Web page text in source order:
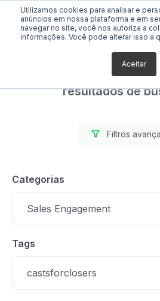
Utilizamos cookies para analisar e
anúncios em nossa plataforma e em
navegar no site, você nos autoriza a
informações. Você pode alterar isso a
Aceitar
Foram
resultados de
Filtros
Categorias
Sales Engagement
Tags
castsforclosers